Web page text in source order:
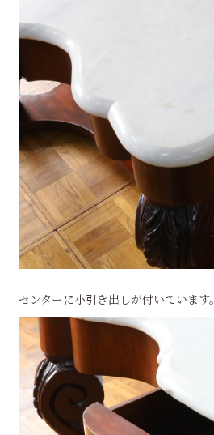
センターに小引き出しが付いています。